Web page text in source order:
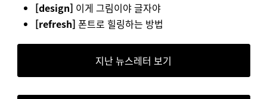
[design] 이게 그림이야 글자야
[refresh] 폰트로 힐링하는 방법
지난 뉴스레터 보기